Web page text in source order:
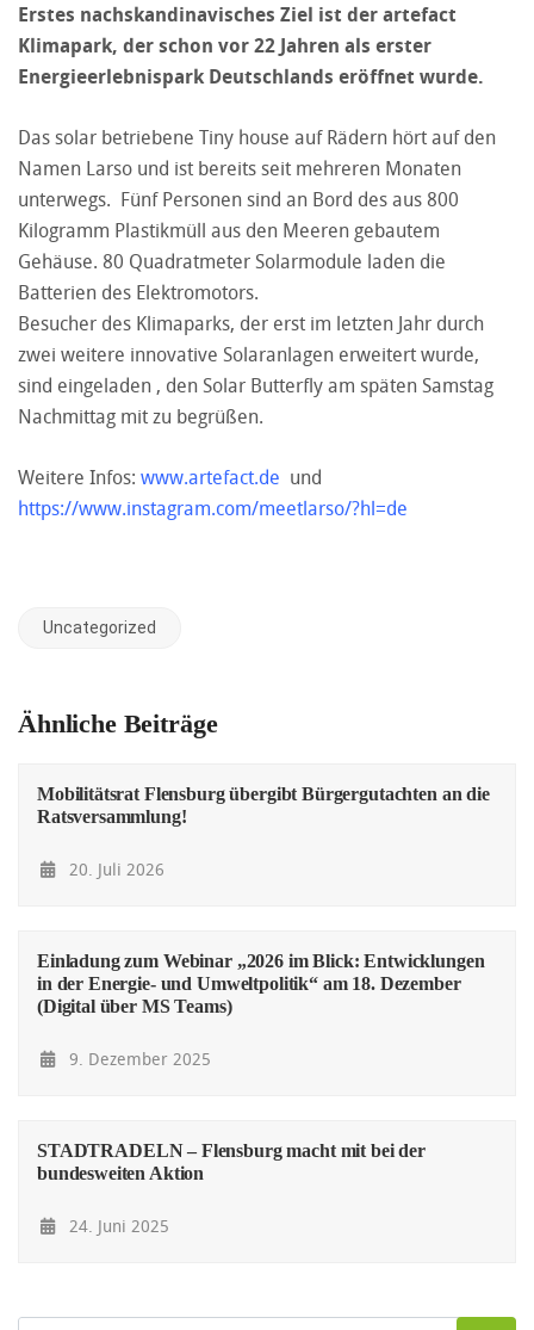
Erstes nachskandinavisches Ziel ist der artefact
Klimapark, der schon vor 22 Jahren als erster
Energieerlebnispark Deutschlands eröffnet wurde.
Das solar betriebene Tiny house auf Rädern hört auf den
Namen Larso und ist bereits seit mehreren Monaten
unterwegs. Fünf Personen sind an Bord des aus 800
Kilogramm Plastikmüll aus den Meeren gebautem
Gehäuse. 80 Quadratmeter Solarmodule laden die
Batterien des Elektromotors.
Besucher des Klimaparks, der erst im letzten Jahr durch
zwei weitere innovative Solaranlagen erweitert wurde,
sind eingeladen , den Solar Butterfly am späten Samstag
Nachmittag mit zu begrüßen.
Weitere Infos: www.artefact.de und
https://www.instagram.com/meetlarso/?hl=de
Uncategorized
Ähnliche Beiträge
Mobilitätsrat Flensburg übergibt Bürgergutachten an die
Ratsversammlung!
20. Juli 2026
Einladung zum Webinar „2026 im Blick: Entwicklungen
in der Energie- und Umweltpolitik“ am 18. Dezember
(Digital über MS Teams)
9. Dezember 2025
STADTRADELN – Flensburg macht mit bei der
bundesweiten Aktion
24. Juni 2025